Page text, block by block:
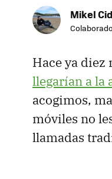
Mikel Cid
Hace ya diez
llegarían a la
acogimos,
móviles no
llamadas